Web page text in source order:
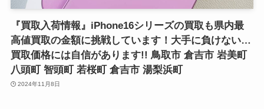
『買取入荷情報』iPhone16シリーズの買取も県内最
高値買取の金額に挑戦しています！大手に負けない…
買取価格には自信があります!! 鳥取市 倉吉市 岩美町
八頭町 智頭町 若桜町 倉吉市 湯梨浜町
2024年11月8日